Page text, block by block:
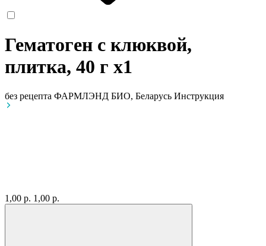
Гематоген с клюквой,
плитка, 40 г x1
без рецепта ФАРМЛЭНД БИО, Беларусь Инструкция
1,00 р. 1,00 р.